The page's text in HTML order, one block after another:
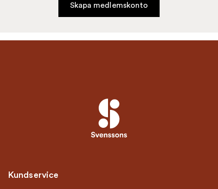
Skapa medlemskonto
Kundservice